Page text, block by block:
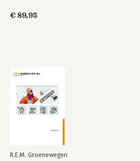
€ 89,95
R.E.M. Groenewegen